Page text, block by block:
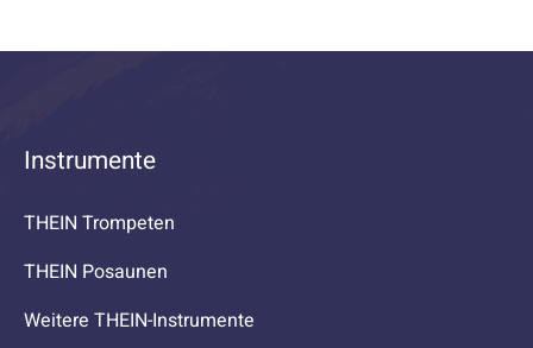
Instrumente
THEIN Trompeten
THEIN Posaunen
Weitere THEIN-Instrumente